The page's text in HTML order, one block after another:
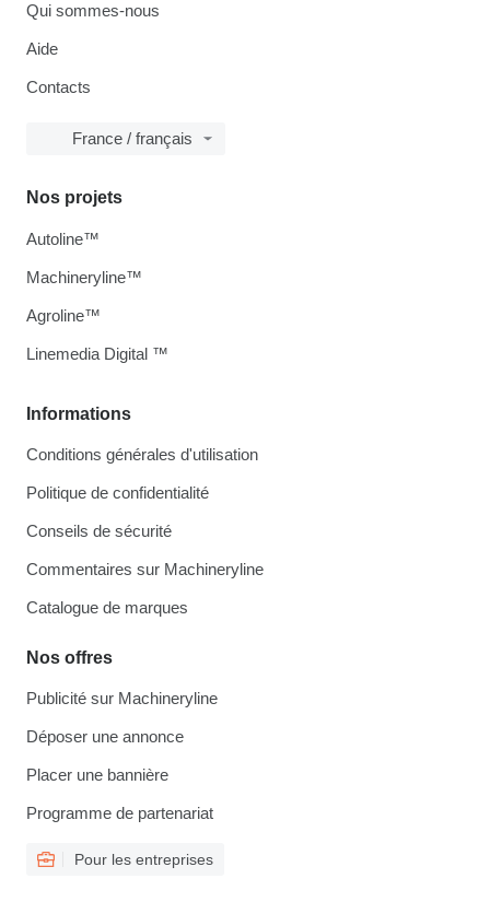
Qui sommes-nous
Aide
Contacts
France / français
Informations
Conditions générales d'utilisation
Politique de confidentialité
Conseils de sécurité
Commentaires sur Machineryline
Catalogue de marques
Nos offres
Publicité sur Machineryline
Déposer une annonce
Placer une bannière
Programme de partenariat
Pour les entreprises
Nos projets
Autoline™
Machineryline™
Agroline™
Linemedia Digital ™